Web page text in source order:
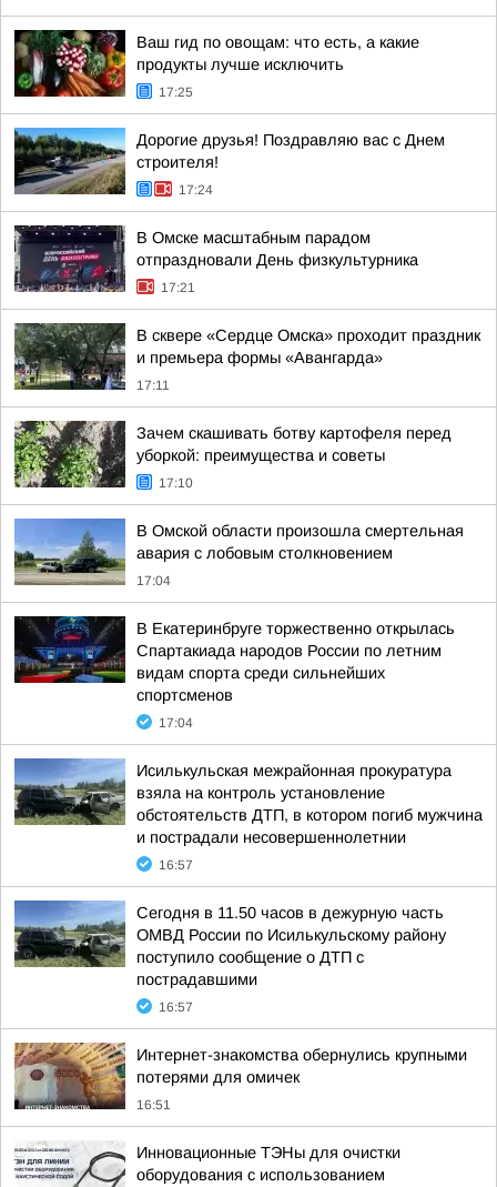
Ваш гид по овощам: что есть, а какие
продукты лучше исключить
17:25
Дорогие друзья! Поздравляю вас с Днем
строителя!
17:24
В Омске масштабным парадом
отпраздновали День физкультурника
17:21
В сквере «Сердце Омска» проходит праздник
и премьера формы «Авангарда»
17:11
Зачем скашивать ботву картофеля перед
уборкой: преимущества и советы
17:10
В Омской области произошла смертельная
авария с лобовым столкновением
17:04
В Екатеринбруге торжественно открылась
Спартакиада народов России по летним
видам спорта среди сильнейших
спортсменов
17:04
Исилькульская межрайонная прокуратура
взяла на контроль установление
обстоятельств ДТП, в котором погиб мужчина
и пострадали несовершеннолетнии
16:57
Сегодня в 11.50 часов в дежурную часть
ОМВД России по Исилькульскому району
поступило сообщение о ДТП с
пострадавшими
16:57
Интернет-знакомства обернулись крупными
потерями для омичек
16:51
Инновационные ТЭНы для очистки
оборудования с использованием